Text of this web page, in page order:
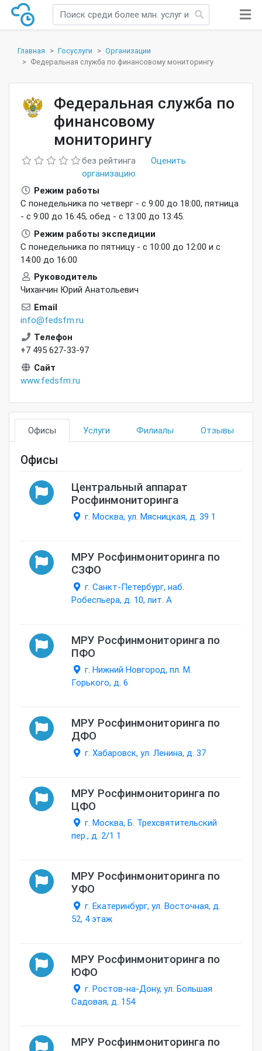
Главная Госуслуги
Организации
Федеральная служба по финансовому мониторингу
Федеральная служба по
финансовому
мониторингу
без рейтинга
Оценить
организацию
Режим работы
С понедельника по четверг - с 9:00 до 18:00, пятница
- с 9:00 до 16:45, обед - с 13:00 до 13:45.
Режим работы экспедиции
С понедельника по пятницу - с 10:00 до 12:00 и с
14:00 до 16:00
Руководитель
Чиханчин Юрий Анатольевич
Email
info@fedsfm.ru
Телефон
+7 495 627-33-97
Сайт
www.fedsfm.ru
Офисы Услуги Филиалы Отзывы
Офисы
Центральный аппарат
Росфинмониторинга
г. Москва, ул. Мясницкая, д. 39 1
МРУ Росфинмониторинга по
СЗФО
г. Санкт-Петербург, наб.
Робеспьера, д. 10, лит. А
МРУ Росфинмониторинга по
ПФО
г. Нижний Новгород, пл. М.
Горького, д. 6
МРУ Росфинмониторинга по
ДФО
г. Хабаровск, ул. Ленина, д. 37
МРУ Росфинмониторинга по
ЦФО
г. Москва, Б. Трехсвятительский
пер., д. 2/1 1
МРУ Росфинмониторинга по
УФО
г. Екатеринбург, ул. Восточная, д.
52, 4 этаж
МРУ Росфинмониторинга по
ЮФО
г. Ростов-на-Дону, ул. Большая
Садовая, д. 154
МРУ Росфинмониторинга по